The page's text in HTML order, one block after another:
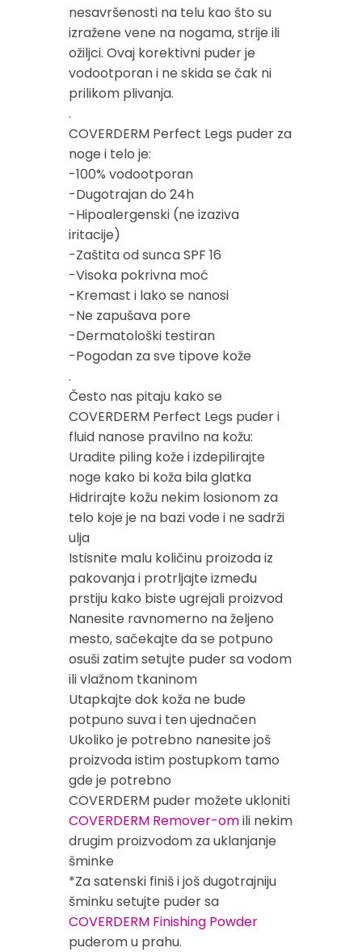
nesavršenosti na telu kao što su
izražene vene na nogama, strije ili
ožiljci. Ovaj korektivni puder je
vodootporan i ne skida se čak ni
prilikom plivanja.
.
COVERDERM Perfect Legs puder za
noge i telo je:
-100% vodootporan
-Dugotrajan do 24h
-Hipoalergenski (ne izaziva
iritacije)
-Zaštita od sunca SPF 16
-Visoka pokrivna moć
-Kremast i lako se nanosi
-Ne zapušava pore
-Dermatološki testiran
-Pogodan za sve tipove kože
.
Često nas pitaju kako se
COVERDERM Perfect Legs puder i
fluid nanose pravilno na kožu:
Uradite piling kože i izdepilirajte
noge kako bi koža bila glatka
Hidrirajte kožu nekim losionom za
telo koje je na bazi vode i ne sadrži
ulja
Istisnite malu količinu proizoda iz
pakovanja i protrljajte između
prstiju kako biste ugrejali proizvod
Nanesite ravnomerno na željeno
mesto, sačekajte da se potpuno
osuši zatim setujte puder sa vodom
ili vlažnom tkaninom
Utapkajte dok koža ne bude
potpuno suva i ten ujednačen
Ukoliko je potrebno nanesite još
proizvoda istim postupkom tamo
gde je potrebno
COVERDERM puder možete ukloniti
COVERDERM Remover-omili nekim
drugim proizvodom za uklanjanje
šminke
*Za satenski finiš i još dugotrajniju
šminku setujte puder sa
COVERDERM Finishing Powder
puderom u prahu.